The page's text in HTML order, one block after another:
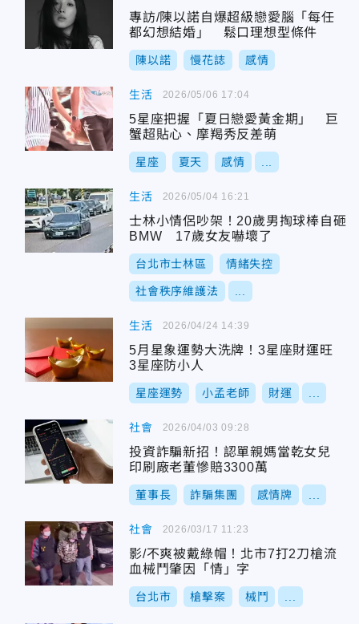
專訪/陳以諾自爆超級戀愛腦「每任
都幻想結婚」 鬆口理想型條件
陳以諾 慢花誌 感情
生活
5星座把握「夏日戀愛黃金期」 巨
蟹超貼心、摩羯秀反差萌
星座 夏天 感情
2026/05/06 17:04
生活
士林小情侶吵架！20歲男掏球棒自砸
BMW 17歲女友嚇壞了
台北市士林區 情緒失控
社會秩序維護法
2026/05/04 16:21
生活
5月星象運勢大洗牌！3星座財運旺
3星座防小人
星座運勢 小孟老師 財運
2026/04/24 14:39
社會
投資詐騙新招！認單親媽當乾女兒
印刷廠老董慘賠3300萬
董事長 詐騙集團 感情牌
2026/04/03 09:28
社會
影/不爽被戴綠帽！北市7打2刀槍流
血械鬥肇因「情」字
台北市 槍擊案 械鬥
2026/03/17 11:23